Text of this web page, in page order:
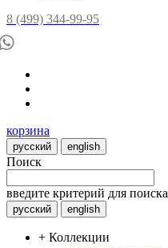
8 (499) 344-99-95
корзина
русский english
Поиск
введите критерий для поиска
русский english
+ Коллекции